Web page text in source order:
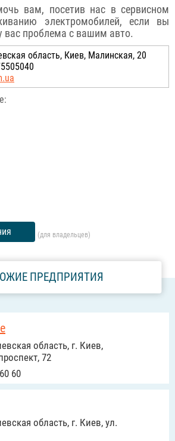
вам, посетив нас в сервисном
электромобилей, если вы
вас проблема с вашим авто.
область, Киев, Малинская, 20
(для владельцев)
ПРЕДПРИЯТИЯ
область, г. Киев,
72
60
область, г. Киев, ул.